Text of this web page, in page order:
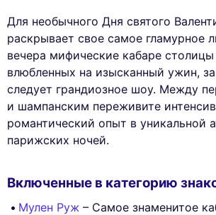
Для необычного Дня святого
раскрывает свое самое гламурное
вечера мифические кабаре
влюбленных на изысканный ужин,
следует грандиозное шоу. Между
и шампанским переживите
романтический опыт в уникальной
парижских ночей.
Включенные в категорию
Мулен Руж – Самое знаменитое